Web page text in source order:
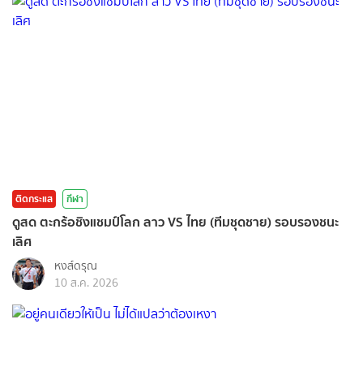
ติดกระแส กีฬา
ดูสด ตะกร้อชิงแชมป์โลก ลาว VS ไทย (ทีมชุดชาย) รอบรองชนะ
เลิศ
หงส์ดรุณ
10 ส.ค. 2026